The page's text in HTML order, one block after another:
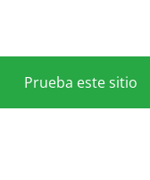
Prueba este sitio